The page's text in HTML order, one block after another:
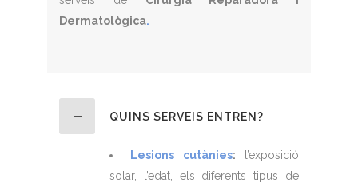
Dermatològica.
QUINS SERVEIS ENTREN?
Lesions cutànies: l’exposició
solar, l’edat, els diferents tipus de